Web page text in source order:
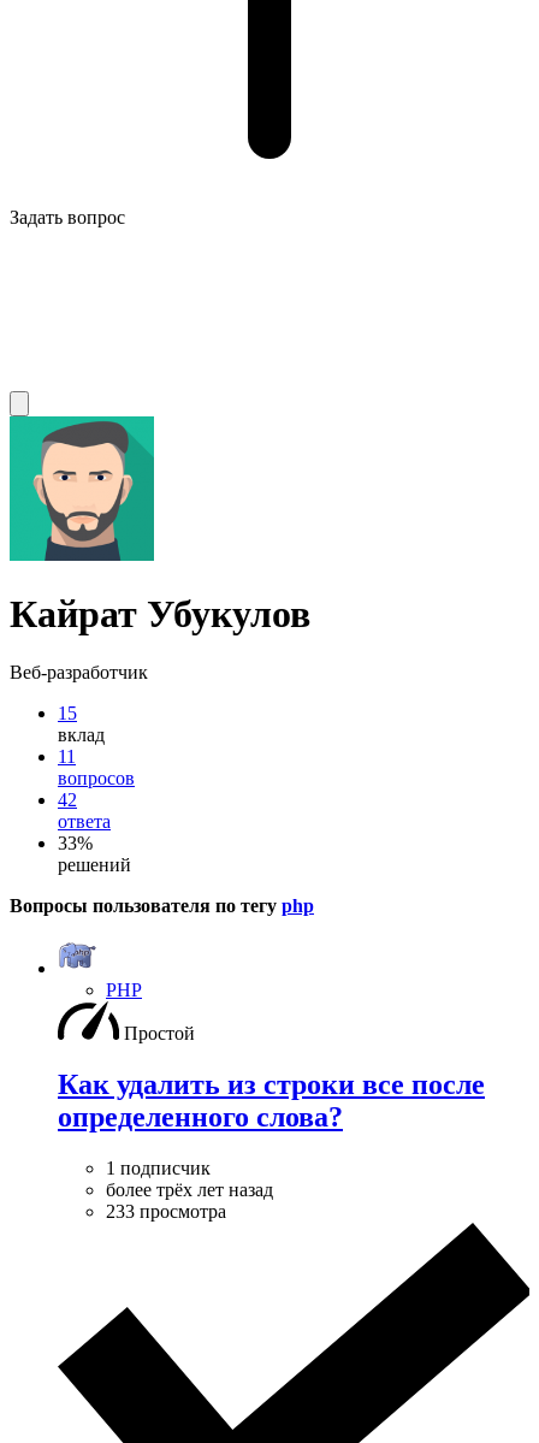
Задать вопрос
Кайрат Убукулов
Веб-разработчик
15
вклад
11
вопросов
42
ответа
33%
решений
Вопросы пользователя по тегу php
PHP
Простой
Как удалить из строки все после
определенного слова?
1 подписчик
более трёх лет назад
233 просмотра